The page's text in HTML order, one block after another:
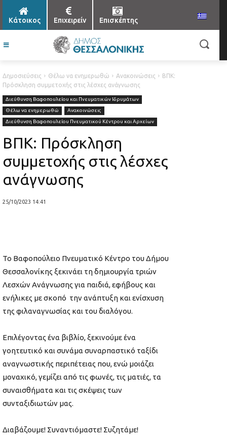
Κάτοικος Επιχειρείν Επισκέπτης
Δημοσιεύσεις Θέλω να ενημερωθώ Ανακοινώσεις
ΒΠΚ:
Πρόσκληση συμμετοχής στις λέσχες ανάγνωσης
Διεύθυνση Βαφοπουλείου και Πνευματικών Ιδρυμάτων
Θέλω να ενημερωθώ
Ανακοινώσεις
Διεύθυνση Βαφοπουλείου Πνευματικού Κέντρου και Αρχείων
ΒΠΚ: Πρόσκληση
συμμετοχής στις λέσχες
ανάγνωσης
25/10/2023 14:41
Το Βαφοπούλειο Πνευματικό Κέντρο του Δήμου
Θεσσαλονίκης ξεκινάει τη δημιουργία τριών
Λεσχών Ανάγνωσης για παιδιά, εφήβους και
ενήλικες με σκοπό την ανάπτυξη και ενίσχυση
της φιλαναγνωσίας και του διαλόγου.
Επιλέγοντας ένα βιβλίο, ξεκινούμε ένα
γοητευτικό και συνάμα συναρπαστικό ταξίδι
αναγνωστικής περιπέτειας που, ενώ μοιάζει
μοναχικό, γεμίζει από τις φωνές, τις ματιές, τα
συναισθήματα και τις σκέψεις των
συνταξιδιωτών μας.
Διαβάζουμε! Συναντιόμαστε! Συζητάμε!